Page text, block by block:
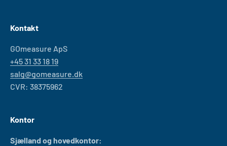
Kontakt
GOmeasure ApS
+45 31 33 18 19
salg@gomeasure.dk
CVR: 38375962
Kontor
Sjælland og hovedkontor: